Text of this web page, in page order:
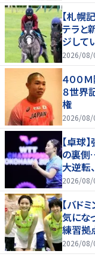
【札幌
テラと
ジして
2026/08/
４００
８世界
権
2026/08/
【卓球
の裏側
大逆転
2026/08/
【バド
気にな
練習拠
たり前
2026/08/